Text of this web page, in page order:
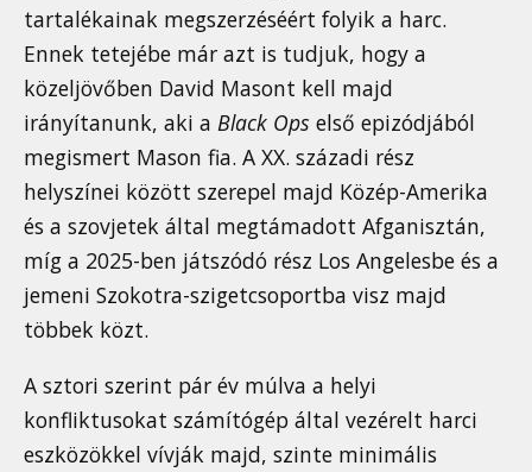
tartalékainak megszerzéséért folyik a harc.
Ennek tetejébe már azt is tudjuk, hogy a
közeljövőben David Masont kell majd
irányítanunk, aki a Black Ops első epizódjából
megismert Mason fia. A XX. századi rész
helyszínei között szerepel majd Közép-Amerika
és a szovjetek által megtámadott Afganisztán,
míg a 2025-ben játszódó rész Los Angelesbe és a
jemeni Szokotra-szigetcsoportba visz majd
többek közt.
A sztori szerint pár év múlva a helyi
konfliktusokat számítógép által vezérelt harci
eszközökkel vívják majd, szinte minimális